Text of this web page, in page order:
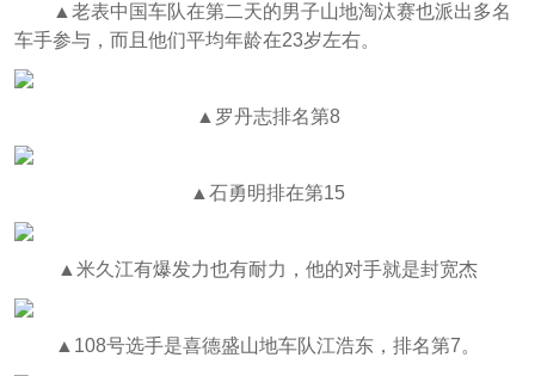
▲老表中国车队在第二天的男子山地淘汰赛也派出多名
车手参与，而且他们平均年龄在23岁左右。
▲罗丹志排名第8
▲石勇明排在第15
▲米久江有爆发力也有耐力，他的对手就是封宽杰
▲108号选手是喜德盛山地车队江浩东，排名第7。